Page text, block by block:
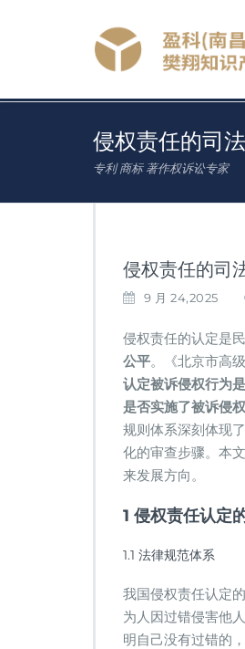
侵权责任的司
专利 商标 著作权诉讼专家
侵权责任的司
9 月 24,2025
侵权责任的认定是
公平​。《北京市高
认定被诉侵权行为
是否实施了被诉侵
规则体系深刻体现了​
化的审查步骤。本
来发展方向。
1 侵权责任认定
1.1 法律规范体系
我国侵权责任认定
为人因过错侵害他
明自己没有过错的